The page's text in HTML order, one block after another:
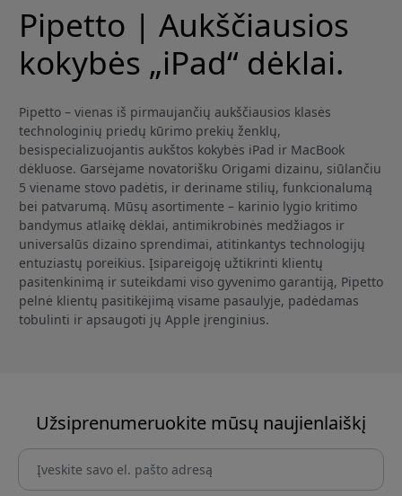
Pipetto | Aukščiausios
kokybės „iPad“ dėklai.
Pipetto – vienas iš pirmaujančių aukščiausios klasės
technologinių priedų kūrimo prekių ženklų,
besispecializuojantis aukštos kokybės iPad ir MacBook
dėkluose. Garsėjame novatorišku Origami dizainu, siūlančiu
5 viename stovo padėtis, ir deriname stilių, funkcionalumą
bei patvarumą. Mūsų asortimente – karinio lygio kritimo
bandymus atlaikę dėklai, antimikrobinės medžiagos ir
universalūs dizaino sprendimai, atitinkantys technologijų
entuziastų poreikius. Įsipareigoję užtikrinti klientų
pasitenkinimą ir suteikdami viso gyvenimo garantiją, Pipetto
pelnė klientų pasitikėjimą visame pasaulyje, padėdamas
tobulinti ir apsaugoti jų Apple įrenginius.
Užsiprenumeruokite mūsų naujienlaiškį